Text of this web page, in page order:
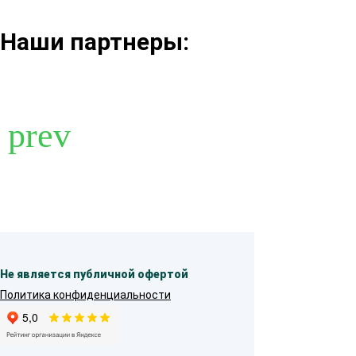
Наши партнеры:
Не является публичной офертой
Политика конфиденциальности